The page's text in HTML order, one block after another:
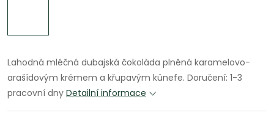
Lahodná mléčná dubajská čokoláda plněná karamelovo-
arašídovým krémem a křupavým künefe. Doručení: 1-3
pracovní dny Detailní informace